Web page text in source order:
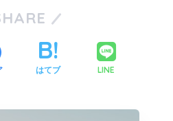
はてブ LINE